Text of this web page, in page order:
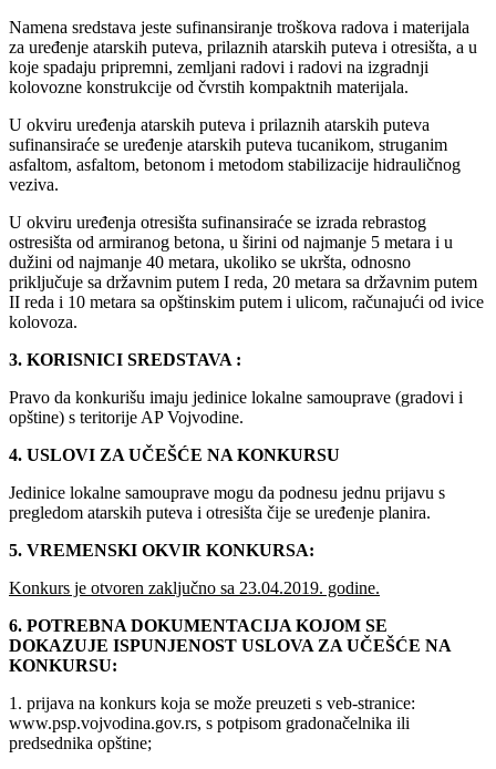
Namena sredstava jeste sufinansiranje troškova radova i materijala
za uređenje atarskih puteva, prilaznih atarskih puteva i otresišta, a u
koje spadaju pripremni, zemljani radovi i radovi na izgradnji
kolovozne konstrukcije od čvrstih kompaktnih materijala.
U okviru uređenja atarskih puteva i prilaznih atarskih puteva
sufinansiraće se uređenje atarskih puteva tucanikom, struganim
asfaltom, asfaltom, betonom i metodom stabilizacije hidrauličnog
veziva.
U okviru uređenja otresišta sufinansiraće se izrada rebrastog
ostresišta od armiranog betona, u širini od najmanje 5 metara i u
dužini od najmanje 40 metara, ukoliko se ukršta, odnosno
priključuje sa državnim putem I reda, 20 metara sa državnim putem
II reda i 10 metara sa opštinskim putem i ulicom, računajući od ivice
kolovoza.
3. KORISNICI SREDSTAVA :
Pravo da konkurišu imaju jedinice lokalne samouprave (gradovi i
opštine) s teritorije AP Vojvodine.
4. USLOVI ZA UČEŠĆE NA KONKURSU
Jedinice lokalne samouprave mogu da podnesu jednu prijavu s
pregledom atarskih puteva i otresišta čije se uređenje planira.
5. VREMENSKI OKVIR KONKURSA:
Konkurs je otvoren zaključno sa 23.04.2019. godine.
6. POTREBNA DOKUMENTACIJA KOJOM SE
DOKAZUJE ISPUNJENOST USLOVA ZA UČEŠĆE NA
KONKURSU:
1. prijava na konkurs koja se može preuzeti s veb-stranice:
www.psp.vojvodina.gov.rs, s potpisom gradonačelnika ili
predsednika opštine;